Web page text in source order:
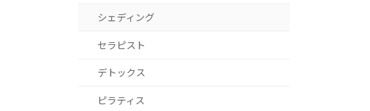
シェディング
セラピスト
デトックス
ピラティス